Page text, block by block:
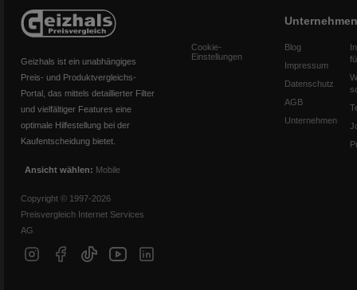
Geizhals ist ein unabhängiges
Preis- und Produktvergleichs-
Portal, das mittels detaillierter Filter
und vielfältiger Features eine
optimale Hilfestellung bei der
Kaufentscheidung bietet.
Ansicht wählen: Mobile
Copyright © 1997-2026
Preisvergleich Internet Services
AG
Cookie-
Einstellungen
Unternehmen
Blog
Impressum
Datenschutz
AGB
Unternehmen